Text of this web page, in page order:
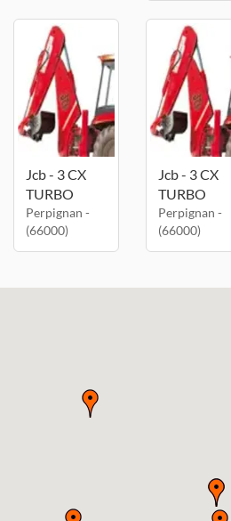
Jcb - 3 CX
TURBO
Perpignan -
(66000)
Jcb - 3 CX
TURBO
Perpignan -
(66000)